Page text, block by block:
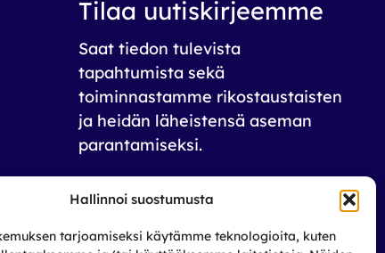
Hallinnoi suostumusta
tarjoamiseksi käytämme teknologioita, kuten
Tilaa uutiskirjeemme
Saat tiedon tulevista
tapahtumista sekä
toiminnastamme rikos­taustaisten
ja heidän läheistensä aseman
parantamiseksi.
Tilaa